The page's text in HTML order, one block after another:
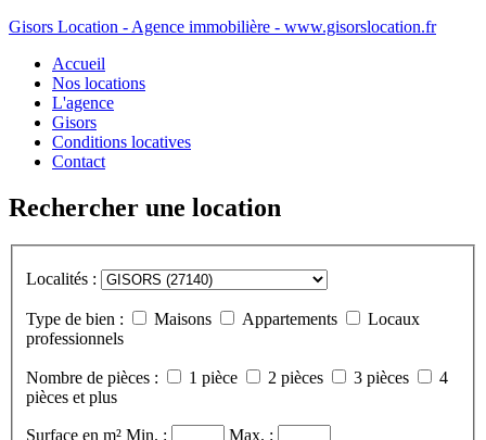
Gisors Location - Agence immobilière - www.gisorslocation.fr
Accueil
Nos locations
L'agence
Gisors
Conditions locatives
Contact
Rechercher une location
Localités :
Type de bien : Maisons Appartements
Locaux
professionnels
Nombre de pièces : 1 pièce 2 pièces 3 pièces
4
pièces et plus
Surface en m² Min. : Max. :